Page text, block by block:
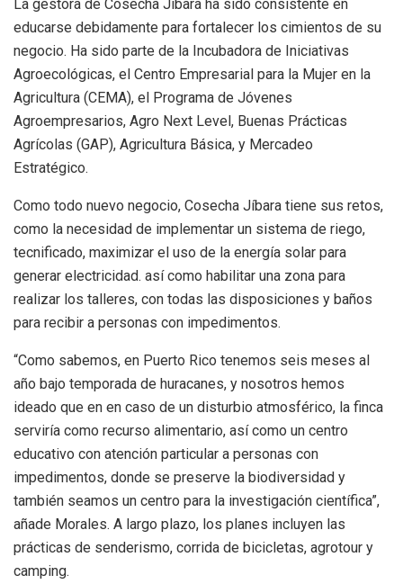
La gestora de Cosecha Jíbara ha sido consistente en
educarse debidamente para fortalecer los cimientos de su
negocio. Ha sido parte de la Incubadora de Iniciativas
Agroecológicas, el Centro Empresarial para la Mujer en la
Agricultura (CEMA), el Programa de Jóvenes
Agroempresarios, Agro Next Level, Buenas Prácticas
Agrícolas (GAP), Agricultura Básica, y Mercadeo
Estratégico.
Como todo nuevo negocio, Cosecha Jíbara tiene sus retos,
como la necesidad de implementar un sistema de riego,
tecnificado, maximizar el uso de la energía solar para
generar electricidad. así como habilitar una zona para
realizar los talleres, con todas las disposiciones y baños
para recibir a personas con impedimentos.
“Como sabemos, en Puerto Rico tenemos seis meses al
año bajo temporada de huracanes, y nosotros hemos
ideado que en en caso de un disturbio atmosférico, la finca
serviría como recurso alimentario, así como un centro
educativo con atención particular a personas con
impedimentos, donde se preserve la biodiversidad y
también seamos un centro para la investigación científica”,
añade Morales. A largo plazo, los planes incluyen las
prácticas de senderismo, corrida de bicicletas, agrotour y
camping.